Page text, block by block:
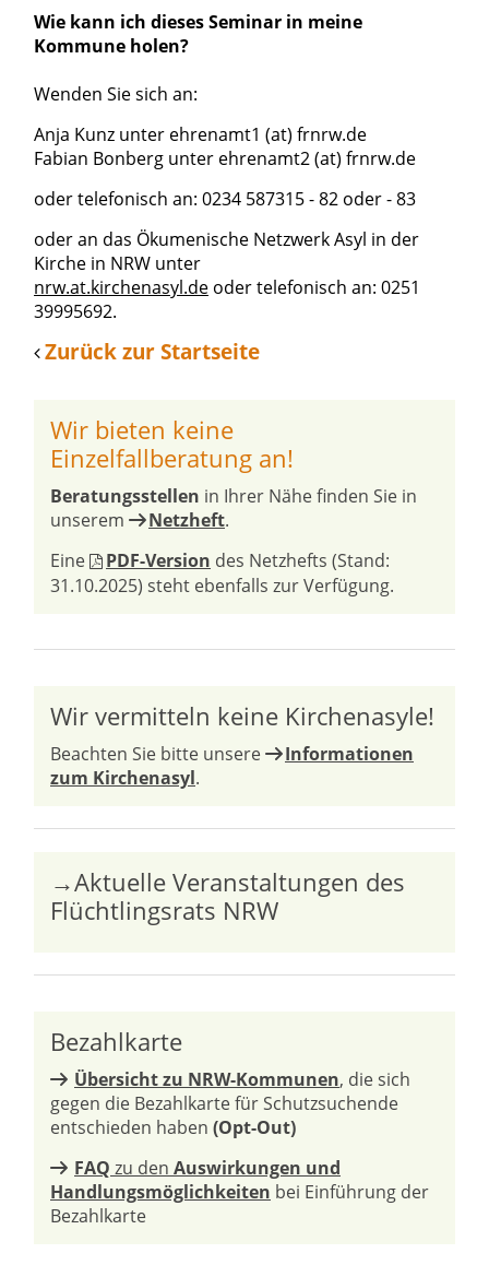
Wie kann ich dieses Seminar in meine
Kommune holen?
Wenden Sie sich an:
Anja Kunz unter ehrenamt1 (at) frnrw.de
Fabian Bonberg unter ehrenamt2 (at) frnrw.de
oder telefonisch an: 0234 587315 - 82 oder - 83
oder an das Ökumenische Netzwerk Asyl in der
Kirche in NRW unter
nrw.at.kirchenasyl.de oder telefonisch an: 0251
39995692.
Zurück zur Startseite
Wir bieten keine
Einzelfallberatung an!
Beratungsstellen in Ihrer Nähe finden Sie in
unserem
Netzheft.
Eine
PDF-Version des Netzhefts (Stand:
31.10.2025) steht ebenfalls zur Verfügung.
Wir vermitteln keine Kirchenasyle!
Beachten Sie bitte unsere
Informationen
zum Kirchenasyl.
→Aktuelle Veranstaltungen des
Flüchtlingsrats NRW
Bezahlkarte
Übersicht zu NRW-Kommunen, die sich
gegen die Bezahlkarte für Schutzsuchende
entschieden haben (Opt-Out)
FAQ zu den Auswirkungen und
Handlungsmöglichkeiten bei Einführung der
Bezahlkarte